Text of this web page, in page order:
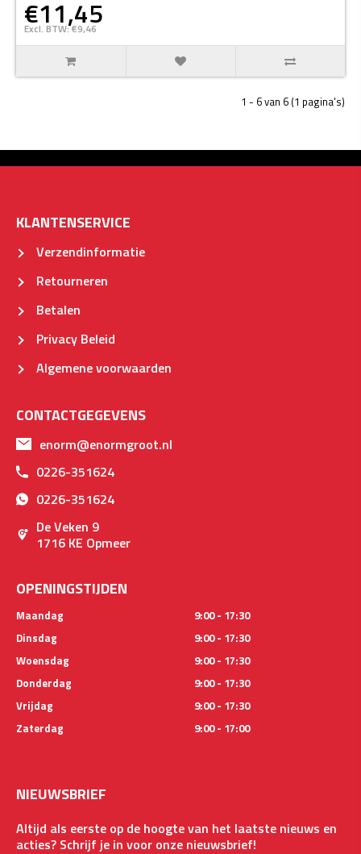
€11,45
Excl. BTW: €9,46
1 - 6 van 6 (1 pagina's)
KLANTENSERVICE
Verzendinformatie
Retourneren
Betalen
Privacy Beleid
Algemene voorwaarden
CONTACTGEGEVENS
enorm@enormgroot.nl
0226-351624
0226-351624
De Veken 9
1716 KE Opmeer
OPENINGSTIJDEN
Maandag
9:00 - 17:30
Dinsdag
9:00 - 17:30
Woensdag
9:00 - 17:30
Donderdag
9:00 - 17:30
Vrijdag
9:00 - 17:30
Zaterdag
9:00 - 17:00
NIEUWSBRIEF
Altijd als eerste op de hoogte van het laatste nieuws en
acties? Schrijf je in voor onze nieuwsbrief!